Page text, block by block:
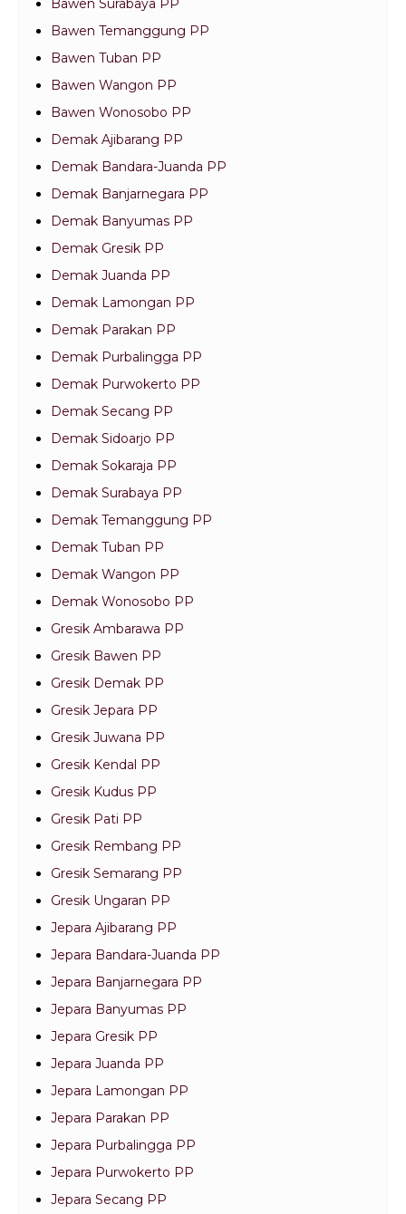
Bawen Surabaya PP
Bawen Temanggung PP
Bawen Tuban PP
Bawen Wangon PP
Bawen Wonosobo PP
Demak Ajibarang PP
Demak Bandara-Juanda PP
Demak Banjarnegara PP
Demak Banyumas PP
Demak Gresik PP
Demak Juanda PP
Demak Lamongan PP
Demak Parakan PP
Demak Purbalingga PP
Demak Purwokerto PP
Demak Secang PP
Demak Sidoarjo PP
Demak Sokaraja PP
Demak Surabaya PP
Demak Temanggung PP
Demak Tuban PP
Demak Wangon PP
Demak Wonosobo PP
Gresik Ambarawa PP
Gresik Bawen PP
Gresik Demak PP
Gresik Jepara PP
Gresik Juwana PP
Gresik Kendal PP
Gresik Kudus PP
Gresik Pati PP
Gresik Rembang PP
Gresik Semarang PP
Gresik Ungaran PP
Jepara Ajibarang PP
Jepara Bandara-Juanda PP
Jepara Banjarnegara PP
Jepara Banyumas PP
Jepara Gresik PP
Jepara Juanda PP
Jepara Lamongan PP
Jepara Parakan PP
Jepara Purbalingga PP
Jepara Purwokerto PP
Jepara Secang PP